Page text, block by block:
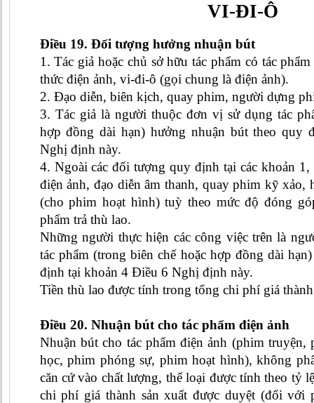
VI-ĐI-Ô
Điều 19. Đối tượng hưởng nhuận bút
1. Tác giả hoặc chủ sở hữu tác phẩm có tác
thức điện ảnh, vi-đi-ô (gọi chung là điện ảnh).
2. Đạo diễn, biên kịch, quay phim, người dựng
3. Tác giả là người thuộc đơn vị sử dụng tác
hợp đồng dài hạn) hưởng nhuận bút theo quy
Nghị định này.
4. Ngoài các đối tượng quy định tại các khoản
điện ảnh, đạo diễn âm thanh, quay phim kỹ xảo,
(cho phim hoạt hình) tuỳ theo mức độ đóng
phẩm trả thù lao.
Những người thực hiện các công việc trên là
tác phẩm (trong biên chế hoặc hợp đồng dài
định tại khoản 4 Điều 6 Nghị định này.
Tiền thù lao được tính trong tổng chi phí giá
Điều 20. Nhuận bút cho tác phẩm điện ảnh
Nhuận bút cho tác phẩm điện ảnh (phim
học, phim phóng sự, phim hoạt hình), không
căn cứ vào chất lượng, thể loại được tính theo tỷ
chi phí giá thành sản xuất được duyệt (đối với